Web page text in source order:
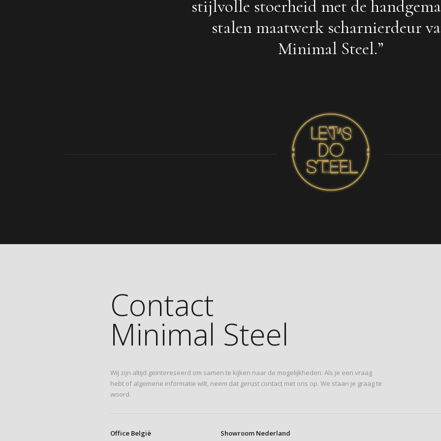
stijlvolle stoerheid met de
stalen maatwerk scharnierdeur
Minimal Steel.”
Contact
Minimal Steel
Wij zijn altijd geïntereseerd om samen te kijken naar de mogelijkheden. Als je een vraag
hebt of algemene informatie wilt, neem dat gerust contact met ons op. We staan je graag te
woord.
Office België
Showroom Nederland